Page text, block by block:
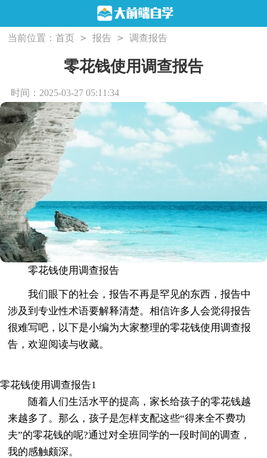
当前位置：首页 > 报告 > 调查报告
零花钱使用调查报告
时间：2025-03-27 05:11:34
零花钱使用调查报告
我们眼下的社会，报告不再是罕见的东西，报告中
涉及到专业性术语要解释清楚。相信许多人会觉得报告
很难写吧，以下是小编为大家整理的零花钱使用调查报
告，欢迎阅读与收藏。
零花钱使用调查报告1
随着人们生活水平的提高，家长给孩子的零花钱越
来越多了。那么，孩子是怎样支配这些“得来全不费功
夫”的零花钱的呢?通过对全班同学的一段时间的调查，
我的感触颇深。